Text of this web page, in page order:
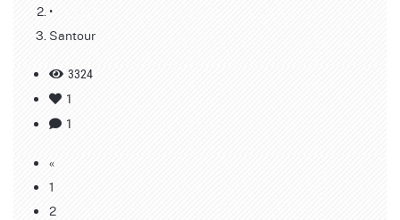
•
Santour
3324
1
1
«
1
2